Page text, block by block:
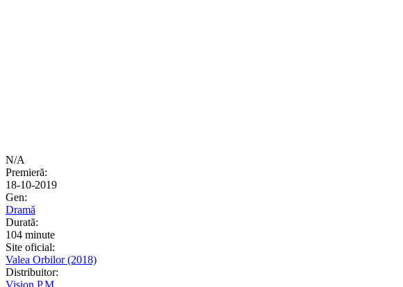
N/A
Premieră:
18-10-2019
Gen:
Dramă
Durată:
104 minute
Site oficial:
Valea Orbilor (2018)
Distribuitor:
Vision P.M.